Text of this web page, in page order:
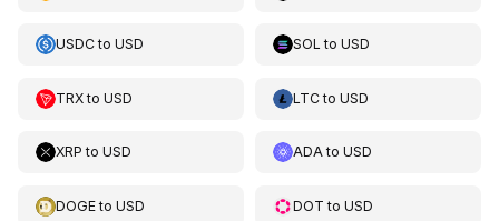
USDCto USD SOL toUSD
TRXto USD LTCtoUSD
XRP to USD ADAtoUSD
DOGEto USD DOT toUSD